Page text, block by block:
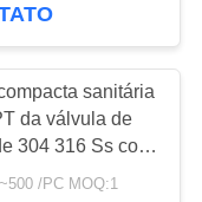
sanitária
da válvula de
304 316 Ss com
sem fôlego
/PC MOQ:1